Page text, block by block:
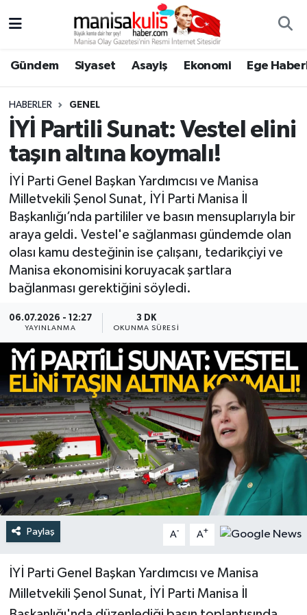
Gündem Siyaset Asayiş Ekonomi Ege
HABERLER GENEL
İYİ Partili Sunat: Vestel elini
taşın altına koymalı!
İYİ Parti Genel Başkan Yardımcısı ve Manisa
Milletvekili Şenol Sunat, İYİ Parti Manisa İl
Başkanlığı’nda partililer ve basın mensuplarıyla bir
araya geldi. Vestel'e sağlanması gündemde olan
olası kamu desteğinin ise çalışanı, tedarikçiyi ve
Manisa ekonomisini koruyacak şartlara
bağlanması gerektiğini söyledi.
06.07.2026 - 12:27
YAYINLANMA
3 DK
OKUNMA SÜRESI
Paylaş A- A+
İYİ Parti Genel Başkan Yardımcısı ve Manisa
Milletvekili Şenol Sunat, İYİ Parti Manisa İl
Ege Haberleri
Ekonomi
Genel
Gündem
Resmi İlan
Türkiye
Yaşam
Yunusemre Hava Durumu
Yunusemre Trafik Yoğunluk Haritası
Süper Lig Puan Durumu ve Fikstür
Tüm Manşetler
Son Dakika Haberleri